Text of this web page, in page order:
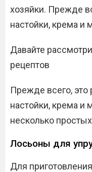
хозяйки. Прежде
настойки, крема и
Давайте
рецептов
Прежде всего,
настойки, крема и
несколько
Лосьоны для
Для